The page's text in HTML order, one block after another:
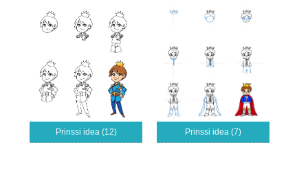
Prinssi idea (12) Prinssi idea (7)